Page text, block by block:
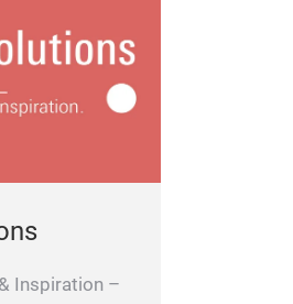
Inspiration –